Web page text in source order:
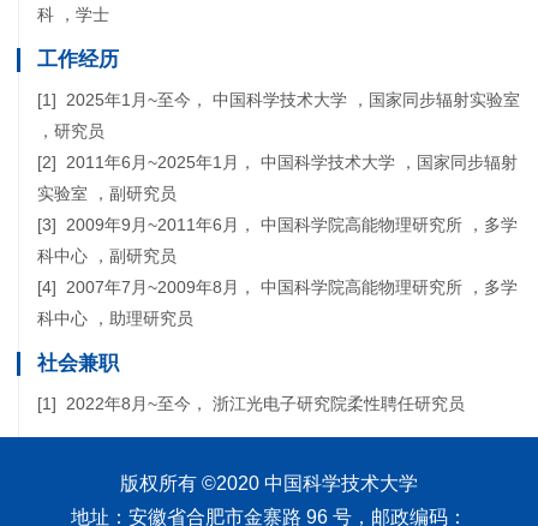
科 ，学士
工作经历
[1] 2025年1月~至今， 中国科学技术大学 ，国家同步辐射实验室
，研究员
[2] 2011年6月~2025年1月， 中国科学技术大学 ，国家同步辐射
实验室 ，副研究员
[3] 2009年9月~2011年6月， 中国科学院高能物理研究所 ，多学
科中心 ，副研究员
[4] 2007年7月~2009年8月， 中国科学院高能物理研究所 ，多学
科中心 ，助理研究员
社会兼职
[1] 2022年8月~至今， 浙江光电子研究院柔性聘任研究员
版权所有 ©2020 中国科学技术大学
地址：安徽省合肥市金寨路 96 号，邮政编码：